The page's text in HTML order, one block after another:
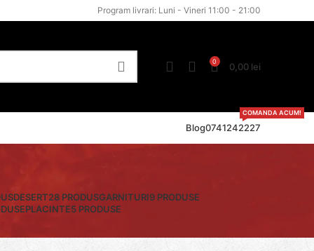
Program livrari: Luni - Vineri 11:00 - 21:00
0 0,00 lei
Blog0741242227
COMANDA ACUM!
DESERT28 PRODUSGARNITURI9 PRODUSE
PLACINTE5 PRODUSE